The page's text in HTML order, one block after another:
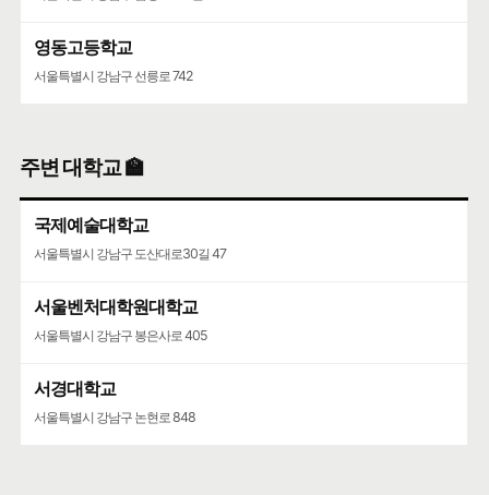
영동고등학교
서울특별시 강남구 선릉로 742
주변 대학교 🏫
국제예술대학교
서울특별시 강남구 도산대로30길 47
서울벤처대학원대학교
서울특별시 강남구 봉은사로 405
서경대학교
서울특별시 강남구 논현로 848